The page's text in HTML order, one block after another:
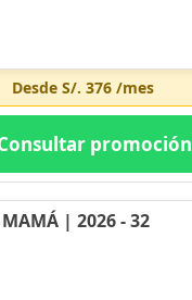
Desde S/. 376/mes
promoción
MAMÁ | 2026 - 32